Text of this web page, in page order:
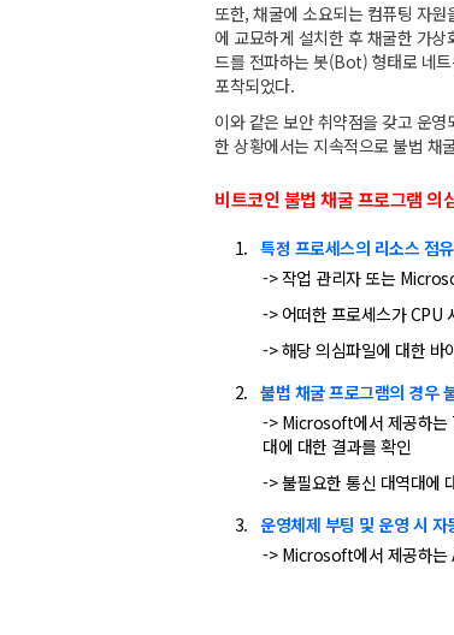
또한, 채굴에 소요되는 컴퓨팅 자
에 교묘하게 설치한 후 채굴한 가
드를 전파하는 봇(Bot) 형태로 네
포착되었다.
이와 같은 보안 취약점을 갖고 운
한 상황에서는 지속적으로 불법 채
비트코인 불법 채굴 프로그램 의
특정 프로세스의 리소스 점
-> 작업 관리자 또는
-> 어떠한 프로세스가 CPU
-> 해당 의심파일에 대한 바
불법 채굴 프로그램의 경우
-> Microsoft에서 제공하는
대에 대한 결과를 확인
-> 불필요한 통신 대역대에
운영체제 부팅 및 운영 시
-> Microsoft에서 제공하는